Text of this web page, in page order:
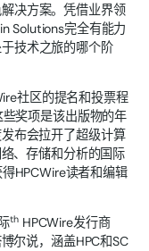
决方案。凭借业界领
Solutions完全有能力
技术之旅的哪个阶
社区的提名和投票程
奖项是该出版物的年
布会拉开了超级计算
、存储和分析的国际
HPCWire读者和编辑
thHPCWire发行商
尔说，涵盖HPC和SC